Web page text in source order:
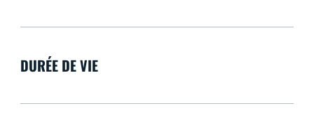
DURÉE DE VIE